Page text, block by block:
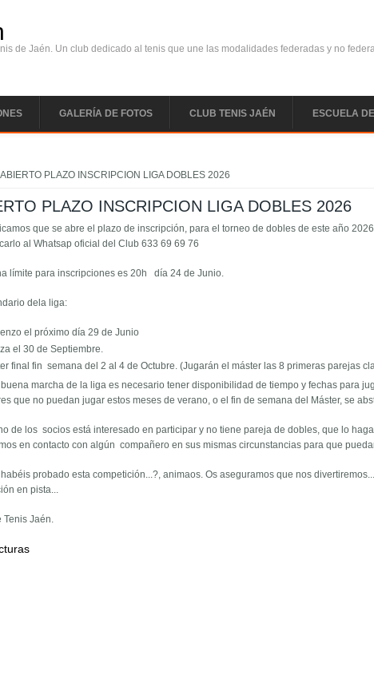
de Jaén. Un club dedicado al tenis que une las modalidades federadas y no
GALERÍA DE FOTOS CLUB TENIS JAÉN ESCUELA
PLAZO INSCRIPCION LIGA DOBLES 2026
PLAZO INSCRIPCION LIGA DOBLES 2026
que se abre el plazo de inscripción, para el torneo de dobles de este año
al Whatsap oficial del Club 633 69 69 76
límite para inscripciones es 20h día 24 de Junio.
dela liga:
el próximo día 29 de Junio
el 30 de Septiembre.
final fin semana del 2 al 4 de Octubre. (Jugarán el máster las 8 primeras parejas
buena marcha de la liga es necesario tener disponibilidad de tiempo y fechas para
que no puedan jugar estos meses de verano, o el fin de semana del Máster, se
de los socios está interesado en participar y no tiene pareja de dobles, que lo
en contacto con algún compañero en sus mismas circunstancias para que
probado esta competición...?, animaos. Os aseguramos que nos
en pista...
Tenis Jaén.